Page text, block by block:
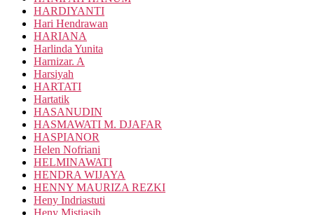
HARDIYANTI
Hari Hendrawan
HARIANA
Harlinda Yunita
Harnizar. A
Harsiyah
HARTATI
Hartatik
HASANUDIN
HASMAWATI M. DJAFAR
HASPIANOR
Helen Nofriani
HELMINAWATI
HENDRA WIJAYA
HENNY MAURIZA REZKI
Heny Indriastuti
Heny Mistiasih